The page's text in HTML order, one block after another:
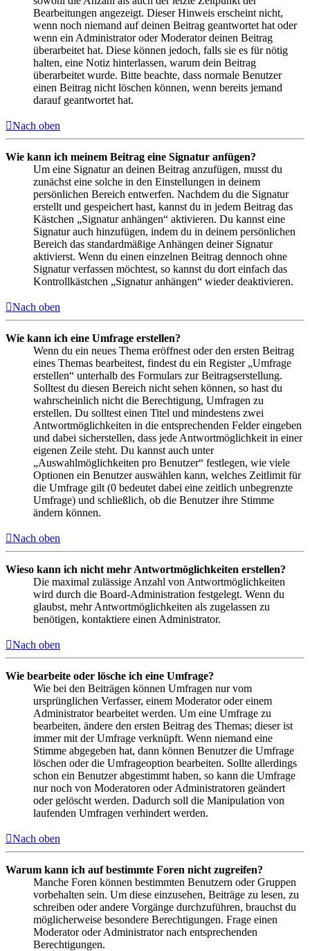
Bearbeitungen angezeigt. Dieser Hinweis erscheint nicht,
wenn noch niemand auf deinen Beitrag geantwortet hat oder
wenn ein Administrator oder Moderator deinen Beitrag
überarbeitet hat. Diese können jedoch, falls sie es für nötig
halten, eine Notiz hinterlassen, warum dein Beitrag
überarbeitet wurde. Bitte beachte, dass normale Benutzer
einen Beitrag nicht löschen können, wenn bereits jemand
darauf geantwortet hat.
Nach oben
Wie kann ich meinem Beitrag eine Signatur anfügen?
Um eine Signatur an deinen Beitrag anzufügen, musst du
zunächst eine solche in den Einstellungen in deinem
persönlichen Bereich entwerfen. Nachdem du die Signatur
erstellt und gespeichert hast, kannst du in jedem Beitrag das
Kästchen „Signatur anhängen“ aktivieren. Du kannst eine
Signatur auch hinzufügen, indem du in deinem persönlichen
Bereich das standardmäßige Anhängen deiner Signatur
aktivierst. Wenn du einen einzelnen Beitrag dennoch ohne
Signatur verfassen möchtest, so kannst du dort einfach das
Kontrollkästchen „Signatur anhängen“ wieder deaktivieren.
Nach oben
Wie kann ich eine Umfrage erstellen?
Wenn du ein neues Thema eröffnest oder den ersten Beitrag
eines Themas bearbeitest, findest du ein Register „Umfrage
erstellen“ unterhalb des Formulars zur Beitragserstellung.
Solltest du diesen Bereich nicht sehen können, so hast du
wahrscheinlich nicht die Berechtigung, Umfragen zu
erstellen. Du solltest einen Titel und mindestens zwei
Antwortmöglichkeiten in die entsprechenden Felder eingeben
und dabei sicherstellen, dass jede Antwortmöglichkeit in einer
eigenen Zeile steht. Du kannst auch unter
„Auswahlmöglichkeiten pro Benutzer“ festlegen, wie viele
Optionen ein Benutzer auswählen kann, welches Zeitlimit für
die Umfrage gilt (0 bedeutet dabei eine zeitlich unbegrenzte
Umfrage) und schließlich, ob die Benutzer ihre Stimme
ändern können.
Nach oben
Wieso kann ich nicht mehr Antwortmöglichkeiten erstellen?
Die maximal zulässige Anzahl von Antwortmöglichkeiten
wird durch die Board-Administration festgelegt. Wenn du
glaubst, mehr Antwortmöglichkeiten als zugelassen zu
benötigen, kontaktiere einen Administrator.
Nach oben
Wie bearbeite oder lösche ich eine Umfrage?
Wie bei den Beiträgen können Umfragen nur vom
ursprünglichen Verfasser, einem Moderator oder einem
Administrator bearbeitet werden. Um eine Umfrage zu
bearbeiten, ändere den ersten Beitrag des Themas; dieser ist
immer mit der Umfrage verknüpft. Wenn niemand eine
Stimme abgegeben hat, dann können Benutzer die Umfrage
löschen oder die Umfrageoption bearbeiten. Sollte allerdings
schon ein Benutzer abgestimmt haben, so kann die Umfrage
nur noch von Moderatoren oder Administratoren geändert
oder gelöscht werden. Dadurch soll die Manipulation von
laufenden Umfragen verhindert werden.
Nach oben
Warum kann ich auf bestimmte Foren nicht zugreifen?
Manche Foren können bestimmten Benutzern oder Gruppen
vorbehalten sein. Um diese einzusehen, Beiträge zu lesen, zu
schreiben oder andere Vorgänge durchzuführen, brauchst du
möglicherweise besondere Berechtigungen. Frage einen
Moderator oder Administrator nach entsprechenden
Berechtigungen.